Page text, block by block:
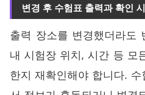
변경 후 수험표 출력과 확인
출력 장소를 변경했더라도
내 시험장 위치, 시간 등 모
한지 재확인해야 합니다. 수